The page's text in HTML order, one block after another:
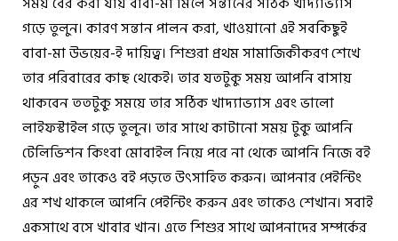
গড়ে তুলুন। কারণ সন্তান পালন করা, খাওয়ানো এই সবকিছুই
বাবা-মা উভয়ের-ই দায়িত্ব। শিশুরা প্রথম সামাজিকীকরণ শেখে
তার পরিবারের কাছ থেকেই। তার যতটুকু সময় আপনি বাসায়
থাকবেন ততটুকু সময়ে তার সঠিক খাদ্যাভ্যাস এবং ভালো
লাইফস্টাইল গড়ে তুলুন। তার সাথে কাটানো সময় টুকু আপনি
টেলিভিশন কিংবা মোবাইল নিয়ে পরে না থেকে আপনি নিজে বই
পড়ুন এবং তাকেও বই পড়তে উৎসাহিত করুন। আপনার পেইন্টিং
এর শখ থাকলে আপনি পেইন্টিং করুন এবং তাকেও শেখান। সবাই
একসাথে বসে খাবার খান। এতে শিশুর সাথে আপনাদের সম্পর্কের